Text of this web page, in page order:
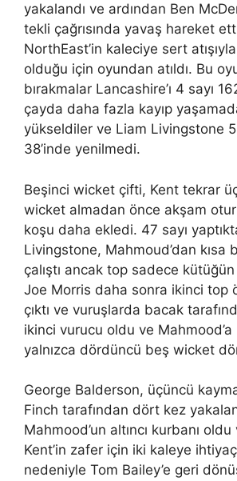
yakalandı ve ardından Ben
tekli çağrısında yavaş hareket
NorthEast’in kaleciye sert
olduğu için oyundan atıldı. Bu
bırakmalar Lancashire’ı 4 sayı
çayda daha fazla kayıp
yükseldiler ve Liam Livingstone
38’inde yenilmedi.
Beşinci wicket çifti, Kent tekrar
wicket almadan önce akşam
koşu daha ekledi. 47 sayı
Livingstone, Mahmoud’dan kısa
çalıştı ancak top sadece kütüğün
Joe Morris daha sonra ikinci top
çıktı ve vuruşlarda bacak
ikinci vurucu oldu ve
yalnızca dördüncü beş wicket
George Balderson, üçüncü
Finch tarafından dört kez
Mahmood’un altıncı kurbanı
Kent’in zafer için iki kaleye
nedeniyle Tom Bailey’e geri